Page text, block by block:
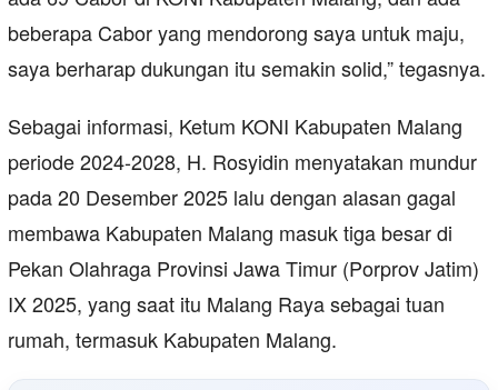
beberapa Cabor yang mendorong saya untuk maju,
saya berharap dukungan itu semakin solid,” tegasnya.
Sebagai informasi, Ketum KONI Kabupaten Malang
periode 2024-2028, H. Rosyidin menyatakan mundur
pada 20 Desember 2025 lalu dengan alasan gagal
membawa Kabupaten Malang masuk tiga besar di
Pekan Olahraga Provinsi Jawa Timur (Porprov Jatim)
IX 2025, yang saat itu Malang Raya sebagai tuan
rumah, termasuk Kabupaten Malang.